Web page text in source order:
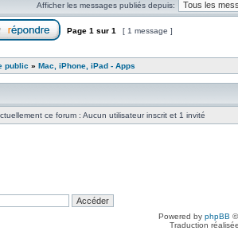
Afficher les messages publiés depuis:
Page 1 sur 1 [ 1 message ]
public » Mac, iPhone, iPad - Apps
ce forum : Aucun utilisateur inscrit et 1 invité
Powered by phpBB
Traduction